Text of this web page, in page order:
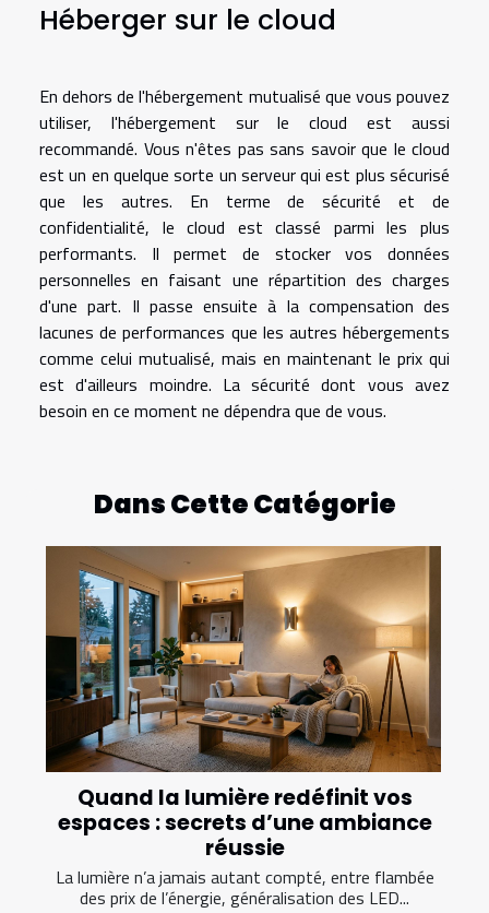
Héberger sur le cloud
En dehors de l'hébergement mutualisé que vous pouvez
utiliser, l'hébergement sur le cloud est aussi
recommandé. Vous n'êtes pas sans savoir que le cloud
est un en quelque sorte un serveur qui est plus sécurisé
que les autres. En terme de sécurité et de
confidentialité, le cloud est classé parmi les plus
performants. Il permet de stocker vos données
personnelles en faisant une répartition des charges
d'une part. Il passe ensuite à la compensation des
lacunes de performances que les autres hébergements
comme celui mutualisé, mais en maintenant le prix qui
est d'ailleurs moindre. La sécurité dont vous avez
besoin en ce moment ne dépendra que de vous.
Dans Cette Catégorie
Quand la lumière redéfinit vos
espaces : secrets d’une ambiance
réussie
La lumière n’a jamais autant compté, entre flambée
des prix de l’énergie, généralisation des LED...